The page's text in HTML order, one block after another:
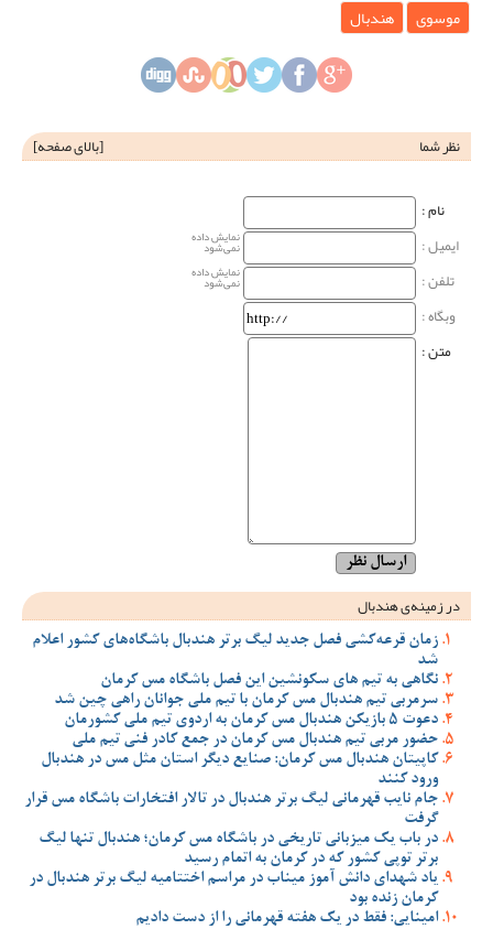
موسوی هندبال
نظر شما [بالای صفحه]
نام‌ :
ایمیل :
نمایش داده
نمی‌شود
تلفن : نمایش داده
نمی‌شود
وبگاه‌ :
متن :
در زمینه‌ی هندبال
زمان قرعه‌کشی فصل جدید لیگ برتر هندبال باشگاه‌های کشور اعلام
شد
نگاهی به تیم های سکونشین این فصل باشگاه مس کرمان
سرمربی تیم هندبال مس کرمان با تیم ملی جوانان راهی چین شد
دعوت 5 بازیکن هندبال مس کرمان به اردوی تیم ملی کشورمان
حضور مربی تیم هندبال مس کرمان در جمع کادر فنی تیم ملی
کاپیتان هندبال مس کرمان: صنایع دیگر استان مثل مس در هندبال
ورود کنند
جام نایب قهرمانی لیگ برتر هندبال در تالار افتخارات باشگاه مس قرار
گرفت
در باب یک میزبانی تاریخی در باشگاه مس کرمان؛ هندبال تنها لیگ
برتر توپی کشور که در کرمان به اتمام رسید
یاد شهدای دانش آموز میناب در مراسم اختتامیه لیگ برتر هندبال در
کرمان زنده بود
امینایی: فقط در یک هفته قهرمانی را از دست دادیم